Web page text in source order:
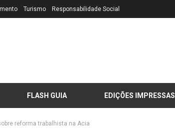
Turismo Responsabilidade Social
FLASH GUIA EDIÇÕES IMPRESSAS
reforma trabalhista na Acia